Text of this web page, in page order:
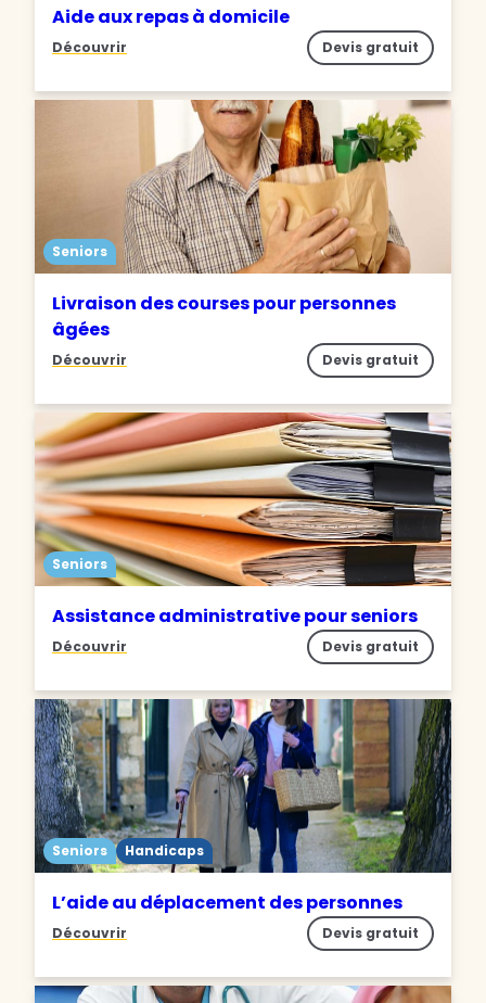
Aide aux repas à domicile
Découvrir Devis gratuit
Seniors
Livraison des courses pour personnes
âgées
Découvrir Devis gratuit
Seniors
Assistance administrative pour seniors
Découvrir Devis gratuit
Seniors Handicaps
L’aide au déplacement des personnes
Découvrir Devis gratuit